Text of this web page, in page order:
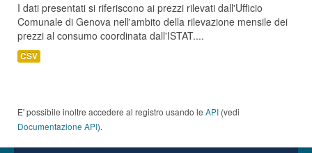
I dati presentati si riferiscono ai prezzi rilevati dall'Ufficio
Comunale di Genova nell'ambito della rilevazione mensile dei
prezzi al consumo coordinata dall'ISTAT....
CSV
E' possibile inoltre accedere al registro usando le API (vedi
Documentazione API).